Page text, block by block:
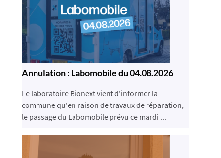
Annulation : Labomobile du 04.08.2026
Le laboratoire Bionext vient d'informer la
commune qu'en raison de travaux de réparation,
le passage du Labomobile prévu ce mardi ...